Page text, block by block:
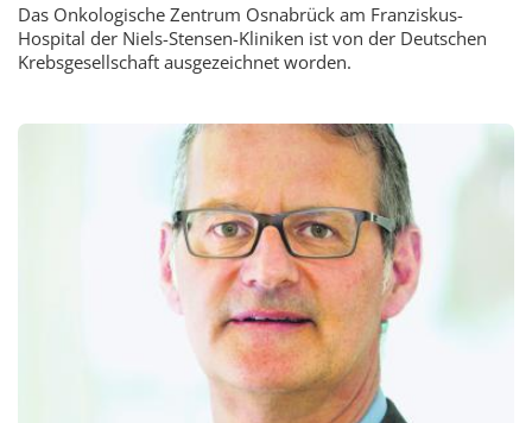
Das Onkologische Zentrum Osnabrück am Franziskus-
Hospital der Niels-Stensen-Kliniken ist von der Deutschen
Krebsgesellschaft ausgezeichnet worden.